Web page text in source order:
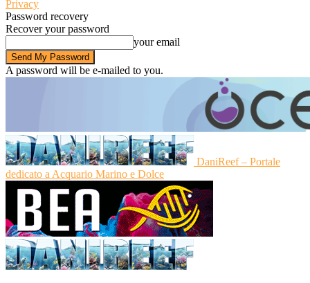
Privacy
Password recovery
Recover your password
your email
A password will be e-mailed to you.
DaniReef – Portale
dedicato a Acquario Marino e Dolce